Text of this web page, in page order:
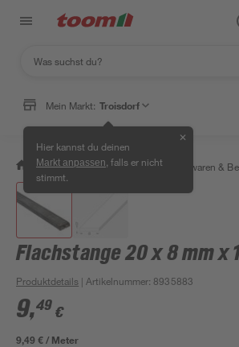
Mein Markt: Troisdorf
Hier kannst du deinen
Markt anpassen , falls er nicht
stimmt.
✕
/ Werkstatt & Maschinen / Eisenwaren &
Flachstange 20 x 8 mm x
Produktdetails | Artikelnummer: 8935883
9,49 €
9,49 € / Meter